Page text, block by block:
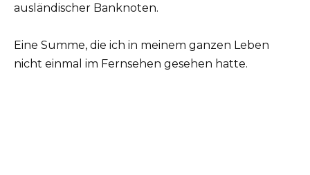
ausländischer Banknoten.
Eine Summe, die ich in meinem ganzen Leben
nicht einmal im Fernsehen gesehen hatte.